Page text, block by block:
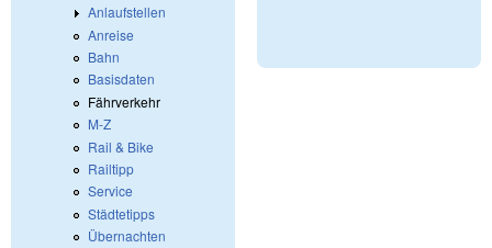
Anlaufstellen
Anreise
Bahn
Basisdaten
Fährverkehr
M-Z
Rail & Bike
Railtipp
Service
Städtetipps
Übernachten